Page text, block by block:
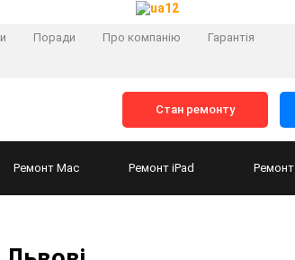
Поради Про компанію
Гарантія
Стан ремонту
Ремонт Mac Ремонт iPad Ремонт